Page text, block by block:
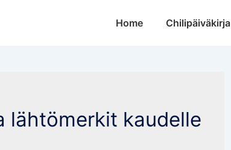
MainHome Chilipäiväkirja
lähtömerkit kaudelle